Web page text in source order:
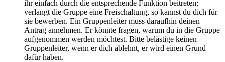
ihr einfach durch die entsprechende Funktion beitreten;
verlangt die Gruppe eine Freischaltung, so kannst du dich für
sie bewerben. Ein Gruppenleiter muss daraufhin deinen
Antrag annehmen. Er könnte fragen, warum du in die Gruppe
aufgenommen werden möchtest. Bitte belästige keinen
Gruppenleiter, wenn er dich ablehnt, er wird einen Grund
dafür haben.